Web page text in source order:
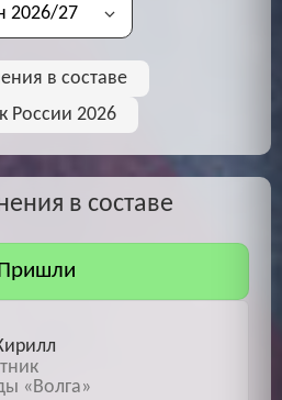
в составе
России 2026
в составе
Пришли
«Волга»